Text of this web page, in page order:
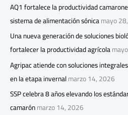
AQ1 fortalece la productividad
sistema de alimentación sónicamayo
Una nueva generación de soluciones
fortalecer la productividad agrícola
Agripac atiende con soluciones
en la etapa invernalmarzo 14, 2026
SSP celebra 8 años elevando los
camarónmarzo 14, 2026